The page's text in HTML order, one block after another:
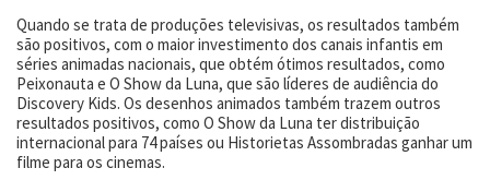
Quando se trata de produções televisivas, os resultados também
são positivos, com o maior investimento dos canais infantis em
séries animadas nacionais, que obtém ótimos resultados, como
Peixonauta e O Show da Luna, que são líderes de audiência do
Discovery Kids. Os desenhos animados também trazem outros
resultados positivos, como O Show da Luna ter distribuição
internacional para 74 países ou Historietas Assombradas ganhar um
filme para os cinemas.